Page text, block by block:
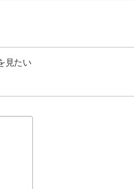
見たい